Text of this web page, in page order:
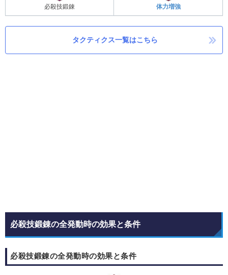
必殺技鍛錬 体力増強
タクティクス一覧はこちら
必殺技鍛錬の全発動時の効果と条件
必殺技鍛錬の全発動時の効果と条件